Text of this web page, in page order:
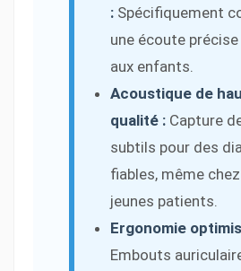
: Spécifiquement
une écoute
aux enfants.
Acoustique de
qualité : Capture
subtils pour des
fiables, même
jeunes patients.
Ergonomie
Embouts